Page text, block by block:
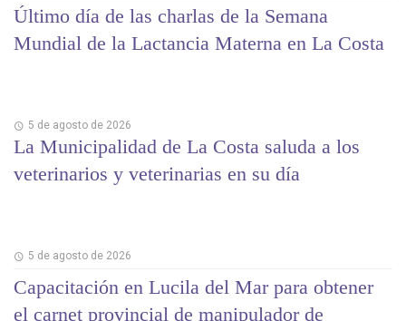
Último día de las charlas de la Semana
Mundial de la Lactancia Materna en La Costa
5 de agosto de 2026
La Municipalidad de La Costa saluda a los
veterinarios y veterinarias en su día
5 de agosto de 2026
Capacitación en Lucila del Mar para obtener
el carnet provincial de manipulador de